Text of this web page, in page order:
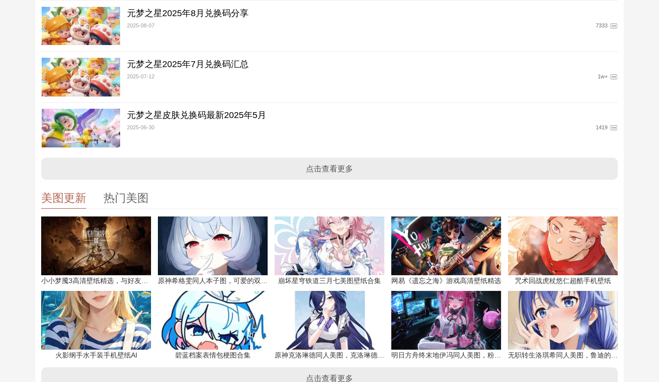
元梦之星2025年8月兑换码分享
2025-08-07 7333
元梦之星2025年7月兑换码汇总
2025-07-12 1w+
元梦之星皮肤兑换码最新2025年5月
2025-06-30 1419
点击查看更多
美图更新 热门美图
崩坏星穹铁道三月七美图壁纸合集 网易《遗忘之海》游戏高清壁纸精选 咒术回战虎杖悠仁超酷手机壁纸
火影纲手水手装手机壁纸AI 碧蓝档案表情包梗图合集 原神克洛琳德同人美图，克洛琳德战败会怎样 明日方舟终末地伊冯同人美图，粉毛恶魔伊冯
点击查看更多